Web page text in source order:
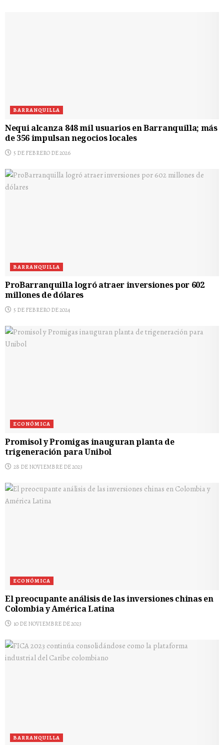
BARRANQUILLA
Nequi alcanza 848 mil usuarios en Barranquilla; más
de 356 impulsan negocios locales
5 DE FEBRERO DE 2026
BARRANQUILLA
ProBarranquilla logró atraer inversiones por 602
millones de dólares
5 DE FEBRERO DE 2024
ECONÓMICA
Promisol y Promigas inauguran planta de
trigeneración para Unibol
28 DE NOVIEMBRE DE 2023
ECONÓMICA
El preocupante análisis de las inversiones chinas en
Colombia y América Latina
10 DE NOVIEMBRE DE 2023
BARRANQUILLA